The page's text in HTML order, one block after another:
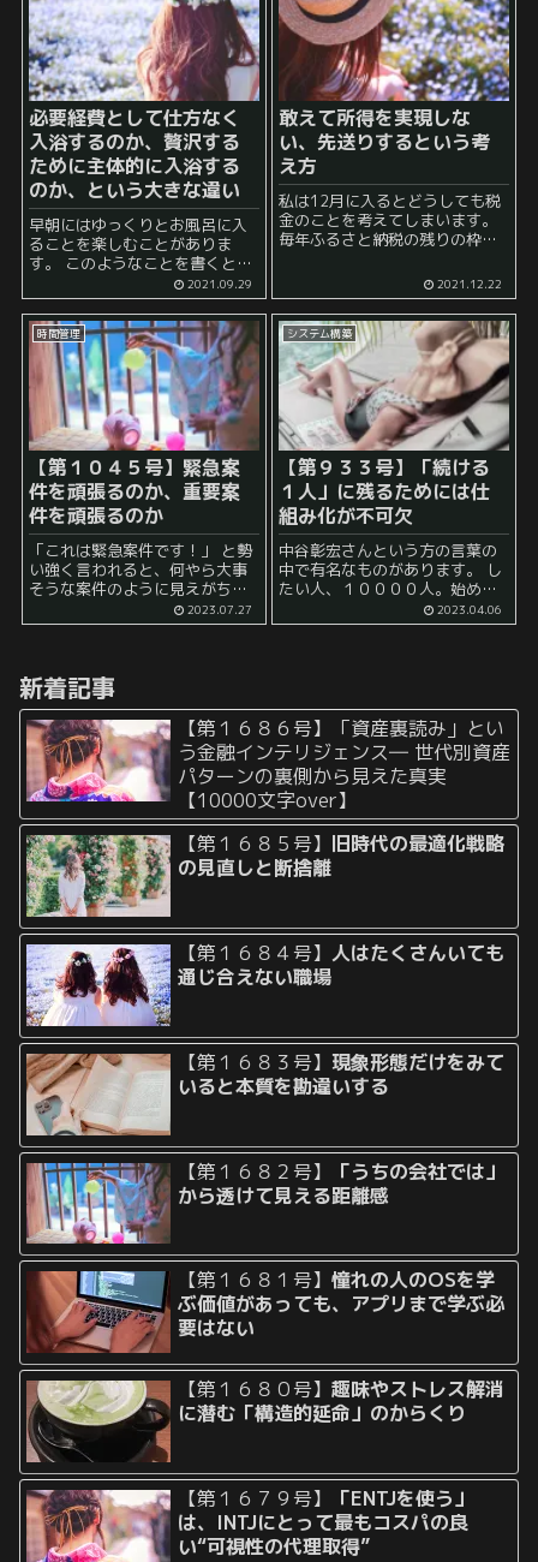
自ずと体力を...
必要経費として仕方なく
入浴するのか、贅沢する
ために主体的に入浴する
のか、という大きな違い
早朝にはゆっくりとお風呂に入
ることを楽しむことがありま
す。 このようなことを書くと、
以前、髪の毛を維持するのに1時
間もかかることを問題視してい
なかったっけ？ということに気
づく人もいるかもしれません。
確かに...
2021.09.29
敢えて所得を実現しな
い、先送りするという考
え方
私は12月に入るとどうしても税
金のことを考えてしまいます。
毎年ふるさと納税の残りの枠を
は来年に使う方が良いのだろう
か、とか。。。 その中でも最近
気になっているのが、 個人事業
主としての所得を...
2021.12.22
時間管理
【第１０４５号】緊急案
件を頑張るのか、重要案
件を頑張るのか
「これは緊急案件です！」 と勢
い強く言われると、何やら大事
そうな案件のように見えがちで
応しなければいけない案件のよ
か？ 多くの日常...
2023.07.27
システム構築
【第９３３号】「続ける
１人」に残るためには仕
組み化が不可欠
中谷彰宏さんという方の言葉の
中で有名なものがあります。 し
たい人、１００００人。始める
人、１００人。続ける人、１
人。 この言葉は、かなり有名な
2023.04.06
新着記事
【第１６８６号】「資産裏読み」とい
う金融インテリジェンス― 世代別資産
パターンの裏側から見えた真実
【10000文字over】
【第１６８５号】 旧時代の最適化戦略
の見直しと断捨離
【第１６８４号】人はたくさんいても
通じ合えない職場
【第１６８３号】現象形態だけをみて
いると本質を勘違いする
【第１６８２号】
「うちの会社では」
から透けて見える距離感
【第１６８１号】憧れの人のOSを学
ぶ価値があっても、アプリまで学ぶ必
要はない
【第１６８０号】趣味やストレス解消
に潜む「構造的延命」のからくり
【第１６７９号】
「ENTJを使う」
は、INTJにとって最もコスパの良
い“可視性の代理取得”